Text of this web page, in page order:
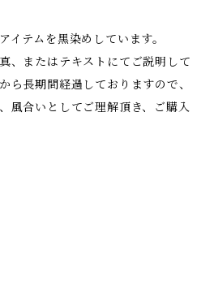
イテムを黒染めしています。
、またはテキストにてご説明して
ら長期間経過しておりますので、
風合いとしてご理解頂き、ご購入